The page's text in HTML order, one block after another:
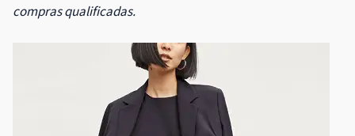
compras qualificadas.